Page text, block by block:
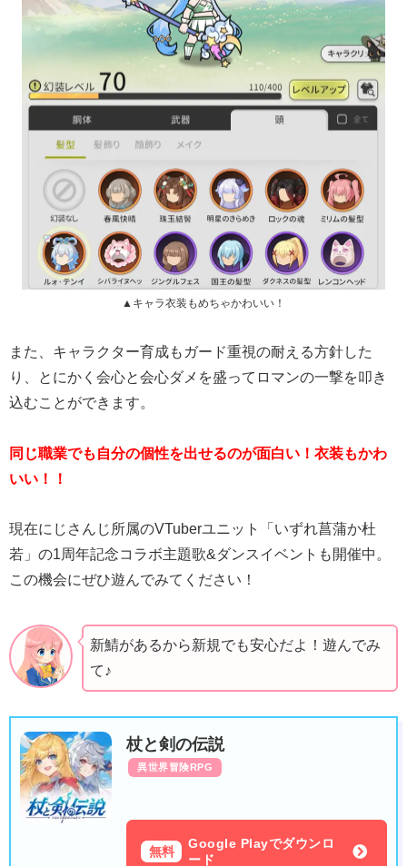
▲キャラ衣装もめちゃかわいい！
また、キャラクター育成もガード重視の耐える方針した
り、とにかく会心と会心ダメを盛ってロマンの一撃を叩き
込むことができます。
同じ職業でも自分の個性を出せるのが面白い！衣装もかわ
いい！！
現在にじさんじ所属のVTuberユニット「いずれ菖蒲か杜
若」の1周年記念コラボ主題歌&ダンスイベントも開催中。
この機会にぜひ遊んでみてください！
新鯖があるから新規でも安心だよ！遊んでみ
て♪
杖と剣の伝説
異世界冒険RPG
無料
Google Playでダウンロ
ード